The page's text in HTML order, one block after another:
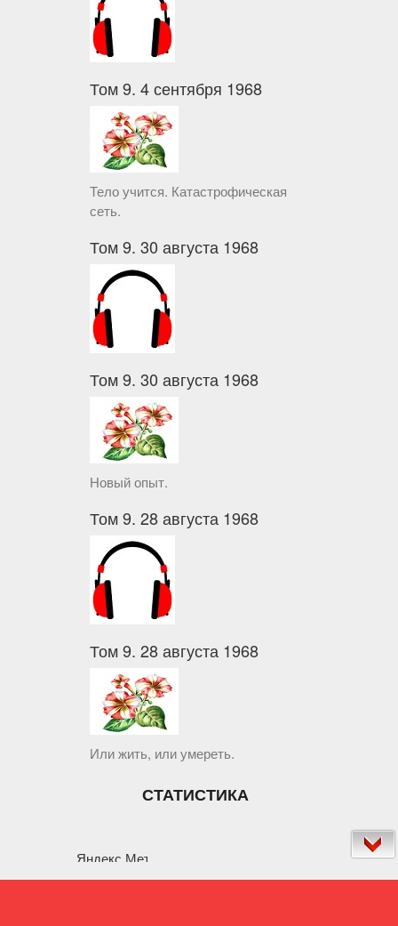
Том 9. 4 сентября 1968
Тело учится. Катастрофическая
сеть.
Том 9. 30 августа 1968
Том 9. 30 августа 1968
Новый опыт.
Том 9. 28 августа 1968
Том 9. 28 августа 1968
Или жить, или умереть.
СТАТИСТИКА